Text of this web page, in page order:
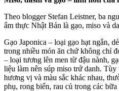
Theo blogger Stefan Leistner, ba
ẩm thực Nhật Bản là gạo, miso và
Gạo Japonica – loại gạo hạt ngắn,
trong nhiều món ăn chứ không chỉ
– loại tương lên men từ đậu nành,
liệu làm nên súp miso trứ danh.
hương vị và màu sắc khác nhau,
phụ, rong biển, rau củ trong các bữa